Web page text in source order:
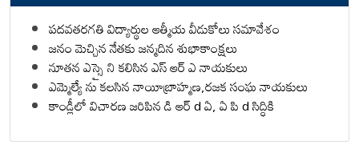
పదవతరగతి విద్యార్థుల ఆత్మీయ వీడుకోలు సమావేశం
జనం మెచ్చిన నేతకు జన్మదిన శుభాకాంక్షలు
నూతన ఎస్సై ని కలిసిన ఎస్ ఆర్ ఎ నాయకులు
ఎమ్మెల్యే ను కలసిన నాయీబ్రాహ్మణ,రజక సంఘ నాయకులు
కాండ్లీలో విచారణ జరిపిన డి ఆర్ d ఏ, ఏ పి d సిద్ధికి